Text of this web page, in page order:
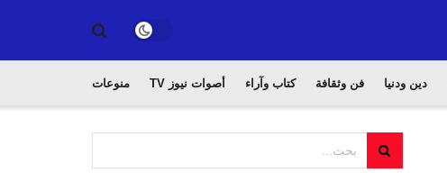
دين ودنيا فن وثقافة كتاب وآراء أصوات نيوز TV منوعات